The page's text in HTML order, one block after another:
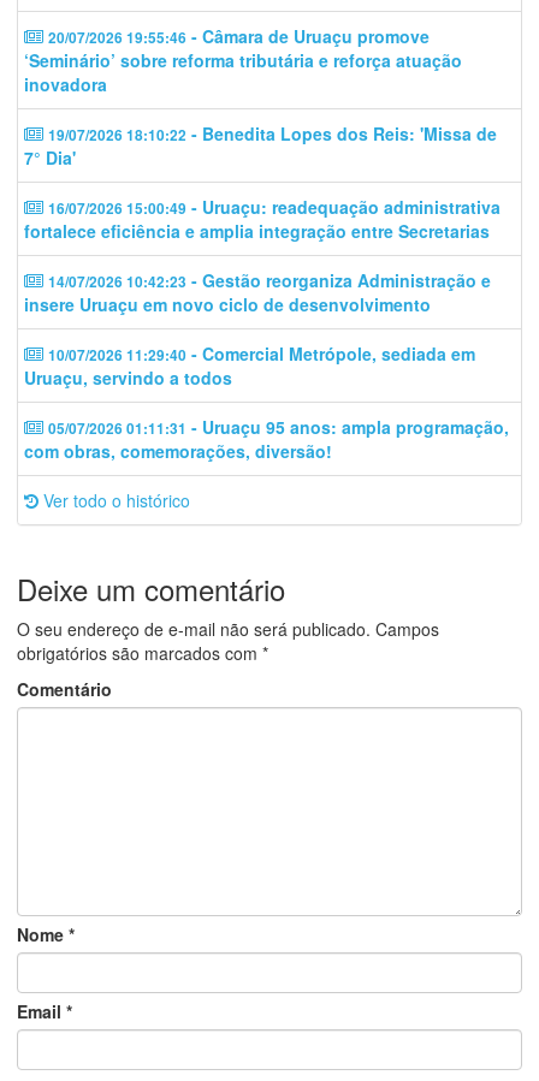
20/07/2026 19:55:46 - Câmara de Uruaçu promove
‘Seminário’ sobre reforma tributária e reforça atuação
inovadora
19/07/2026 18:10:22 - Benedita Lopes dos Reis: 'Missa de
7° Dia'
16/07/2026 15:00:49 - Uruaçu: readequação administrativa
fortalece eficiência e amplia integração entre Secretarias
14/07/2026 10:42:23 - Gestão reorganiza Administração e
insere Uruaçu em novo ciclo de desenvolvimento
10/07/2026 11:29:40 - Comercial Metrópole, sediada em
Uruaçu, servindo a todos
05/07/2026 01:11:31 - Uruaçu 95 anos: ampla programação,
com obras, comemorações, diversão!
Ver todo o histórico
Deixe um comentário
O seu endereço de e-mail não será publicado. Campos
obrigatórios são marcados com *
Comentário
Nome *
Email *